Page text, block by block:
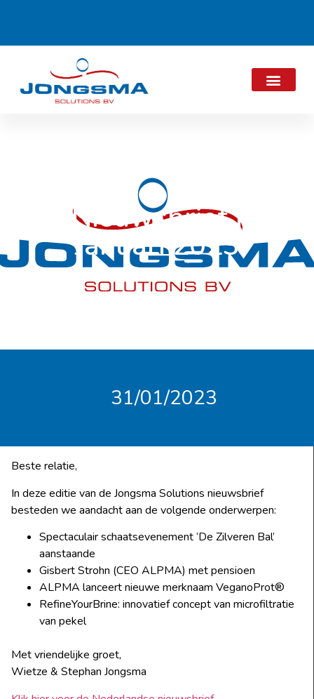
Nieuwsbrief |
Januari 2023
31/01/2023
Beste relatie,
In deze editie van de Jongsma Solutions nieuwsbrief
besteden we aandacht aan de volgende onderwerpen:
Spectaculair schaatsevenement ‘De Zilveren Bal’
aanstaande
Gisbert Strohn (CEO ALPMA) met pensioen
ALPMA lanceert nieuwe merknaam VeganoProt®
RefineYourBrine: innovatief concept van microfiltratie
van pekel
Met vriendelijke groet,
Wietze & Stephan Jongsma